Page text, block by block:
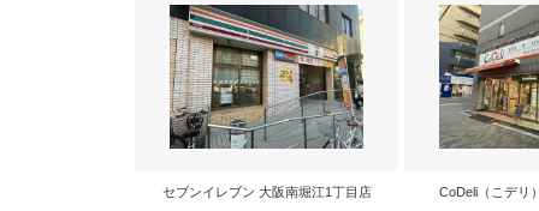
セブンイレブン 大阪南堀江1丁目店 CoDeli（こデリ